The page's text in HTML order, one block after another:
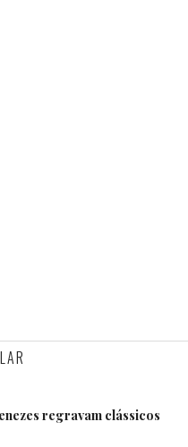
regravam clássicos